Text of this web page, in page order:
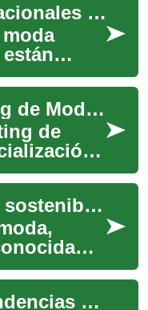
Tendencias internacionales en moda nupcial masculina
rapidez,
Grado en Marketing de Moda: Formación para el Éxito en la Industria
de
los
con
La influencia de la sostenibilidad en la moda
y
está
Explorando las tendencias en indumentaria masculina